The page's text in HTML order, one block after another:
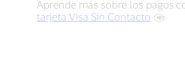
Aprende más sobre los pagos
tarjeta Visa Sin Contacto